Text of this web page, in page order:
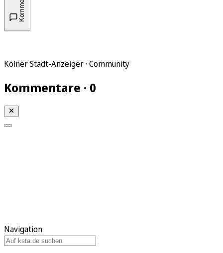
Kölner Stadt-Anzeiger · Community
Kommentare · 0
Navigation